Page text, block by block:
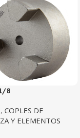
8
, COPLES DE
Y ELEMENTOS